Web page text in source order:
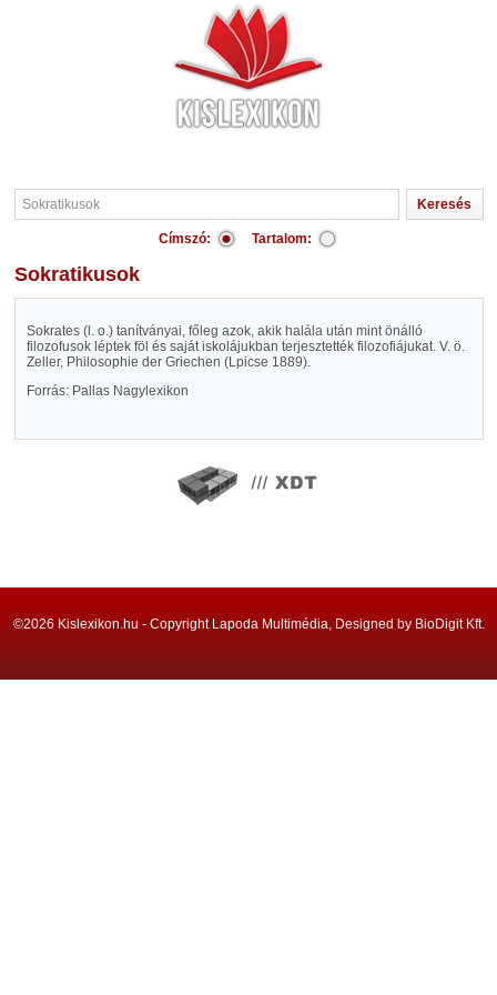
Címszó: Tartalom:
Sokratikusok
Sokrates (l. o.) tanítványai, főleg azok, akik halála után mint önálló
filozofusok léptek föl és saját iskolájukban terjesztették filozofiájukat. V. ö.
Zeller, Philosophie der Griechen (Lpicse 1889).
Forrás: Pallas Nagylexikon
©2026 Kislexikon.hu - Copyright Lapoda Multimédia, Designed by BioDigit Kft.